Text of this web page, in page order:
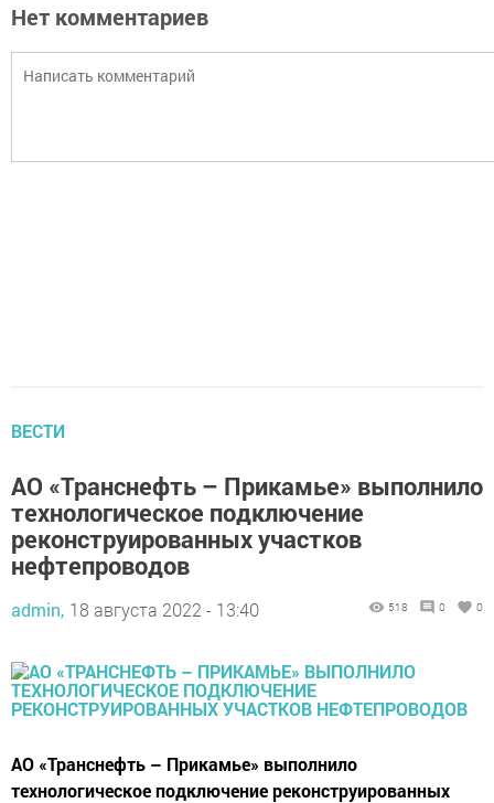
Нет комментариев
ВЕСТИ
АО «Транснефть – Прикамье» выполнило
технологическое подключение
реконструированных участков
нефтепроводов
admin, 18 августа 2022 - 13:40 518 0 0
АО «Транснефть – Прикамье» выполнило
технологическое подключение реконструированных